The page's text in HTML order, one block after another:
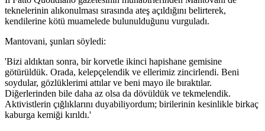
teknelerinin alıkonulması sırasında ateş açıldığını belirterek,
kendilerine kötü muamelede bulunulduğunu vurguladı.
Mantovani, şunları söyledi:
'Bizi aldıktan sonra, bir korvetle ikinci hapishane gemisine
götürüldük. Orada, kelepçelendik ve ellerimiz zincirlendi. Beni
soydular, gözlüklerimi attılar ve beni mayo ile bıraktılar.
Diğerlerinden bile daha az olsa da dövüldük ve tekmelendik.
Aktivistlerin çığlıklarını duyabiliyordum; birilerinin kesinlikle birkaç
kaburga kemiği kırıldı.'